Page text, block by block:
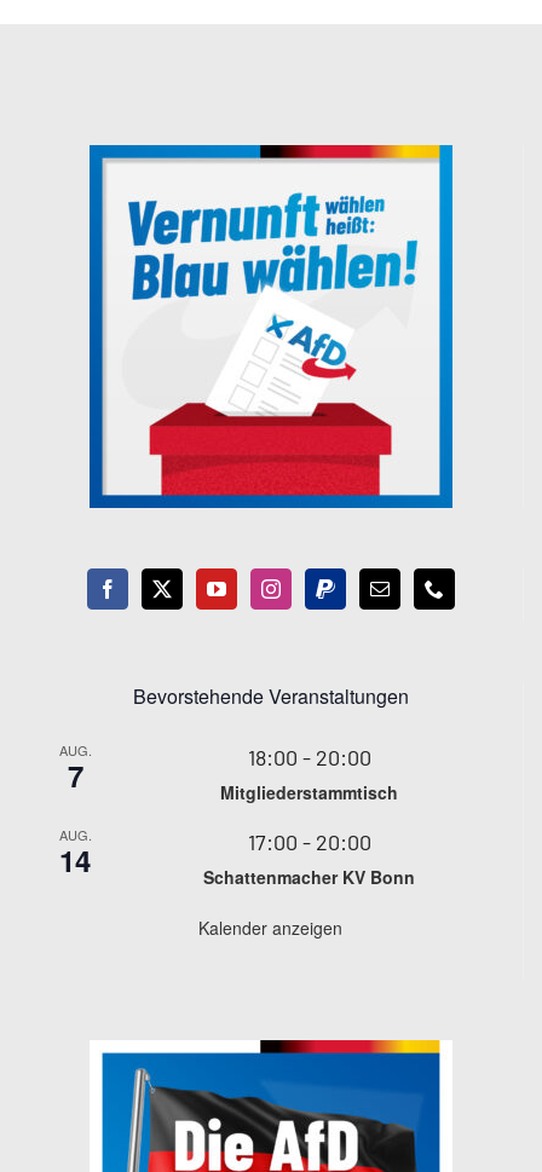
Bevorstehende Veranstaltungen
AUG.
7 18:00 - 20:00
Mitgliederstammtisch
AUG.
14 17:00 - 20:00
Schattenmacher KV Bonn
Kalender anzeigen